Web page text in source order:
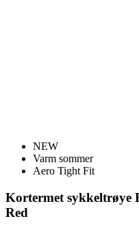
NEW
Varm sommer
Aero Tight Fit
Kortermet sykkeltrøye
Red